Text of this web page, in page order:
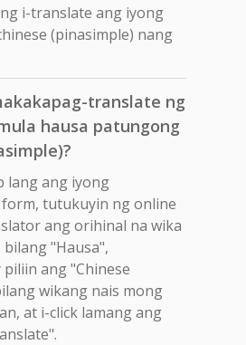
i-translate ang iyong
(pinasimple) nang
translate ng
hausa patungong
lang ang iyong
tutukuyin ng online
ang orihinal na wika
"Hausa",
ang "Chinese
wikang nais mong
at i-click lamang ang